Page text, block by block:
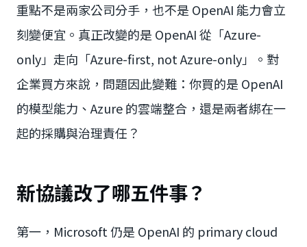
重點不是兩家公司分手，也不是 OpenAI 能力會立
刻變便宜。真正改變的是 OpenAI 從「Azure-
only」走向「Azure-first, not Azure-only」。對
企業買方來說，問題因此變難：你買的是 OpenAI
的模型能力、Azure 的雲端整合，還是兩者綁在一
起的採購與治理責任？
新協議改了哪五件事？
第一，Microsoft 仍是 OpenAI 的 primary cloud